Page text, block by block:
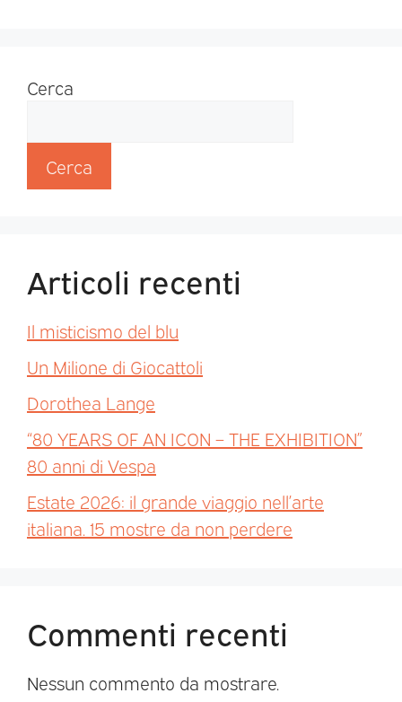
Cerca
Cerca
Articoli recenti
Il misticismo del blu
Un Milione di Giocattoli
Dorothea Lange
“80 YEARS OF AN ICON – THE EXHIBITION”
80 anni di Vespa
Estate 2026: il grande viaggio nell’arte
italiana. 15 mostre da non perdere
Commenti recenti
Nessun commento da mostrare.